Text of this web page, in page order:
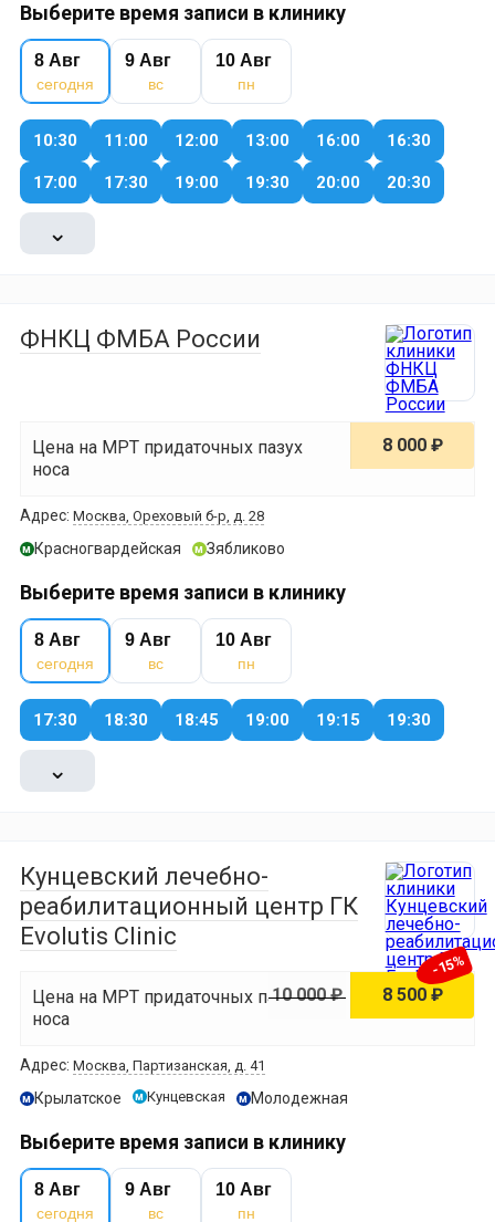
Выберите время записи в клинику
8 Авг
сегодня
9 Авг
вс
10 Авг
пн
10:30 11:00 12:00 13:00 16:00 16:30
17:00 17:30 19:00 19:30 20:00 20:30
⌄
ФНКЦ ФМБА России
Цена на МРТ придаточных пазух
носа
8 000 ₽
Адрес: Москва, Ореховый б-р, д. 28
м Красногвардейская м Зябликово
Выберите время записи в клинику
8 Авг
сегодня
9 Авг
вс
10 Авг
пн
17:30 18:30 18:45 19:00 19:15 19:30
⌄
Кунцевский лечебно-
реабилитационный центр ГК
Evolutis Clinic
Цена на МРТ придаточных пазух
носа
8 500 ₽
10 000 ₽
-15%
Адрес: Москва, Партизанская, д. 41
м Крылатское м Кунцевская м Молодежная
Выберите время записи в клинику
8 Авг
сегодня
9 Авг
вс
10 Авг
пн